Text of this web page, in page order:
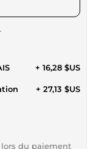
+ 16,28 $US
+ 27,13 $US
du paiement